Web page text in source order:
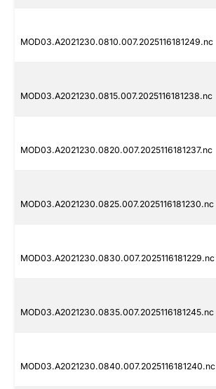
MOD03.A2021230.0810.007.2025116181249.nc
MOD03.A2021230.0815.007.2025116181238.nc
MOD03.A2021230.0820.007.2025116181237.nc
MOD03.A2021230.0825.007.2025116181230.nc
MOD03.A2021230.0830.007.2025116181229.nc
MOD03.A2021230.0835.007.2025116181245.nc
MOD03.A2021230.0840.007.2025116181240.nc